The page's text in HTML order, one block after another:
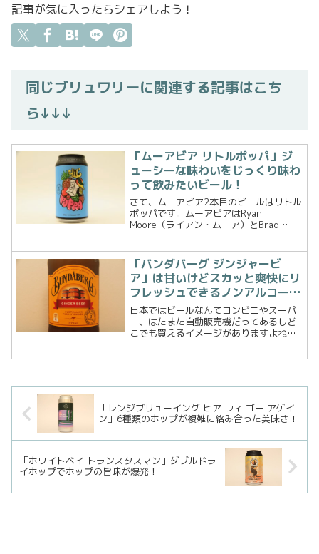
記事が気に入ったらシェアしよう！
同じブリュワリーに関連する記事はこち
ら↓↓↓
「ムーアビア リトルポッパ」ジ
ューシーな味わいをじっくり味わ
って飲みたいビール！
さて、ムーアビア2本目のビールはリトル
ポッパです。ムーアビアはRyan
Moore（ライアン・ムーア）とBrad
系ブリュワリー。記事を書いている2020
年12...
「バンダバーグ ジンジャービ
ア」は甘いけどスカッと爽快にリ
フレッシュできるノンアルコール
ビール！
日本ではビールなんてコンビニやスーパ
ー、はたまた自動販売機だってあるしど
こでも買えるイメージがありますよね。
を購入できるのはボトルショップのみと
「レンジブリューイング ヒア ウィ ゴー アゲイ
ン」6種類のホップが複雑に絡み合った美味さ！
「ホワイトベイ トランスタスマン」ダブルドラ
イホップでホップの旨味が爆発！